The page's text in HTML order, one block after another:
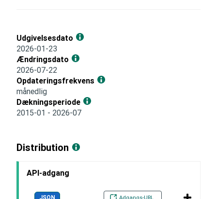
Udgivelsesdato
2026-01-23
Ændringsdato
2026-07-22
Opdateringsfrekvens
månedlig
Dækningsperiode
2015-01 - 2026-07
Distribution
API-adgang
JSON Adgangs-URL